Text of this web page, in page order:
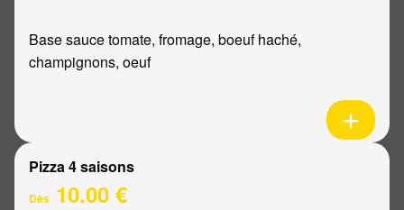
Base sauce tomate, fromage, boeuf haché,
champignons, oeuf
Pizza 4 saisons
Dès 10.00 €